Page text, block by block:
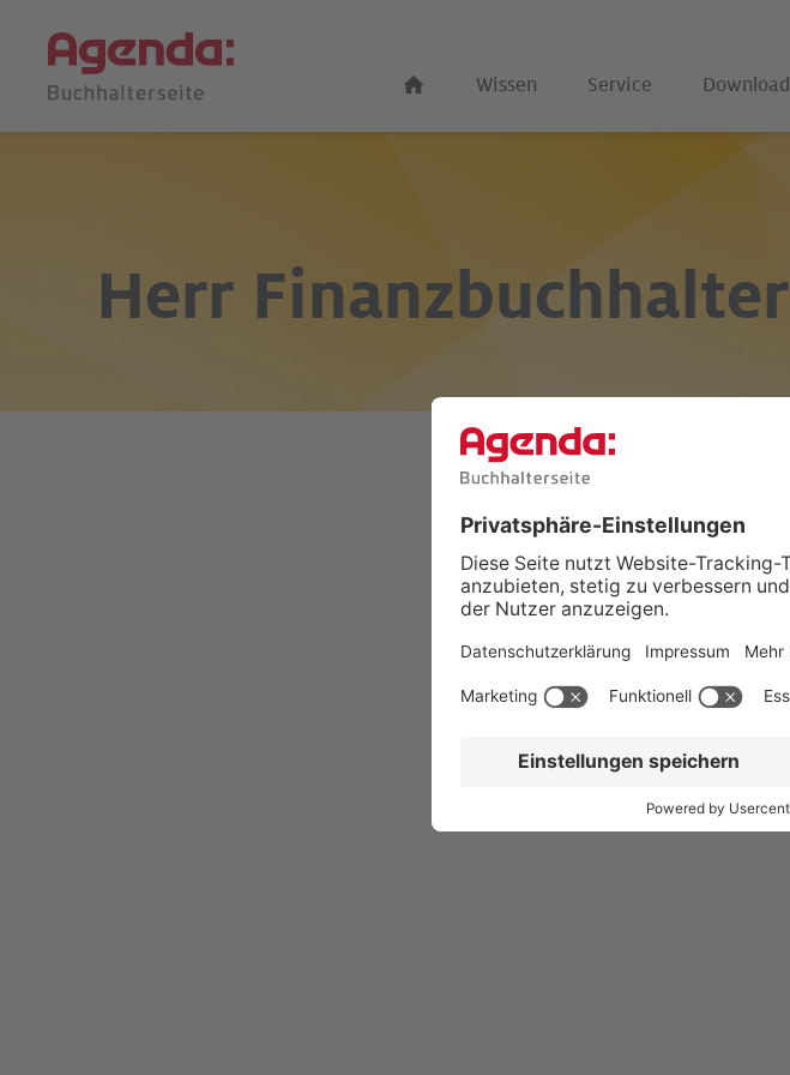
Wissen Service Download
Herr Finanzbuchhalter